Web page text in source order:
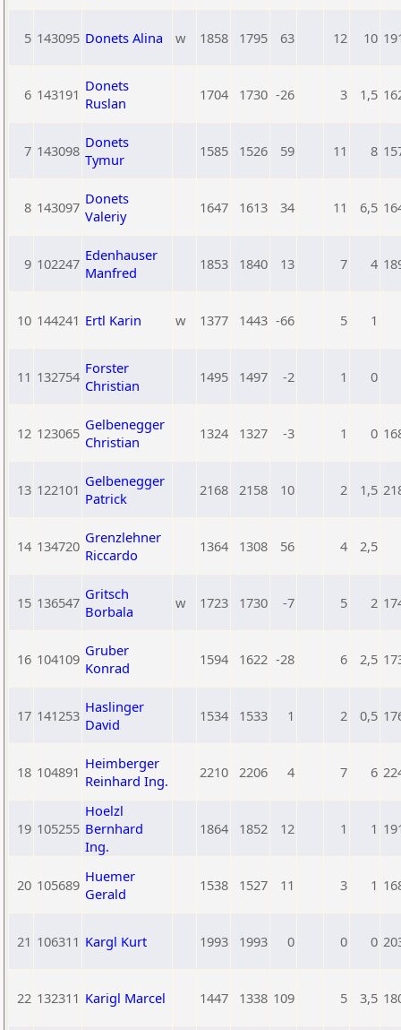
5 143095 Donets Alina w 1858 1795 63 12 10
6 143191 Donets
Ruslan
1704 1730 -26 3 1,5
7 143098 Donets
Tymur
1585 1526 59 11 8
8 143097 Donets
Valeriy
1647 1613 34 11 6,5
9 102247 Edenhauser
Manfred
1853 1840 13 7 4
10 144241 Ertl Karin w 1377 1443 -66 5 1
11 132754 Forster
Christian
1495 1497 -2 1 0
12 123065 Gelbenegger
Christian
1324 1327 -3 1 0
13 122101 Gelbenegger
Patrick
2168 2158 10 2 1,5
14 134720 Grenzlehner
Riccardo
1364 1308 56 4 2,5
15 136547 Gritsch
Borbala
w 1723 1730 -7 5 2
16 104109 Gruber
Konrad
1594 1622 -28 6 2,5
17 141253 Haslinger
David
1534 1533 1 2 0,5
18 104891 Heimberger
Reinhard Ing.
2210 2206 4 7 6
19 105255
Hoelzl
Bernhard
Ing.
1864 1852 12 1 1
20 105689 Huemer
Gerald
1538 1527 11 3 1
21 106311 Kargl Kurt 1993 1993 0 0 0
22 132311 Karigl Marcel 1447 1338 109 5 3,5